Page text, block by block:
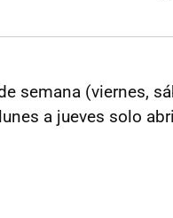
semana (viernes,
a jueves solo